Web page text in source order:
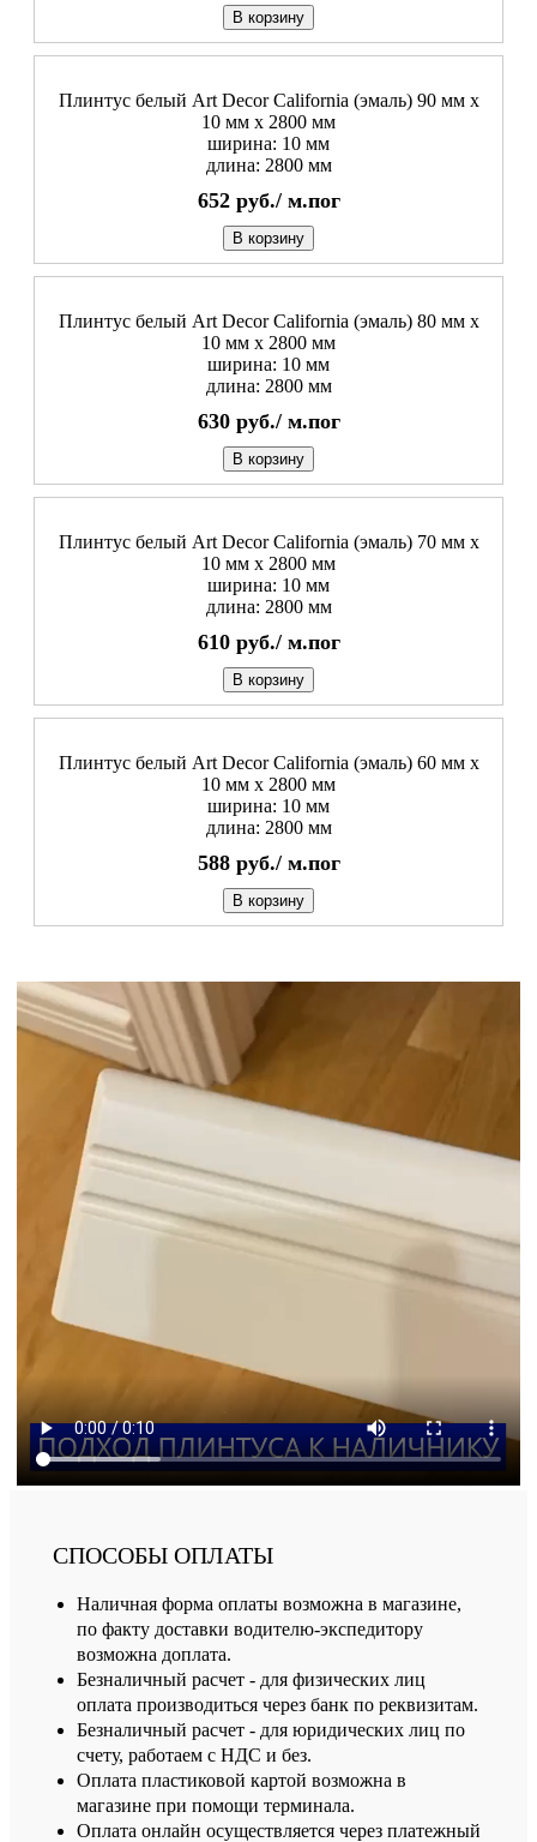
В корзину
Плинтус белый Art Decor California (эмаль) 90 мм х
10 мм х 2800 мм
ширина: 10 мм
длина: 2800 мм
652 руб./ м.пог
В корзину
Плинтус белый Art Decor California (эмаль) 80 мм х
10 мм х 2800 мм
ширина: 10 мм
длина: 2800 мм
630 руб./ м.пог
В корзину
Плинтус белый Art Decor California (эмаль) 70 мм х
10 мм х 2800 мм
ширина: 10 мм
длина: 2800 мм
610 руб./ м.пог
В корзину
Плинтус белый Art Decor California (эмаль) 60 мм х
10 мм х 2800 мм
ширина: 10 мм
длина: 2800 мм
588 руб./ м.пог
В корзину
СПОСОБЫ ОПЛАТЫ
Наличная форма оплаты возможна в магазине,
по факту доставки водителю-экспедитору
возможна доплата.
Безналичный расчет - для физических лиц
оплата производиться через банк по реквизитам.
Безналичный расчет - для юридических лиц по
счету, работаем с НДС и без.
Оплата пластиковой картой возможна в
магазине при помощи терминала.
Оплата онлайн осуществляется через платежный